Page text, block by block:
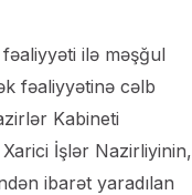
fəaliyyəti ilə məşğul
fəaliyyətinə cəlb
Kabineti
İşlər Nazirliyinin,
ibarət yaradılan